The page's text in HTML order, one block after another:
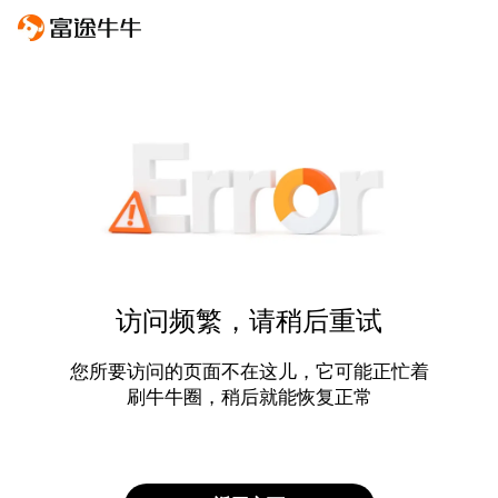
访问频繁，请稍后重试
您所要访问的页面不在这儿，它可能正忙着
刷牛牛圈，稍后就能恢复正常